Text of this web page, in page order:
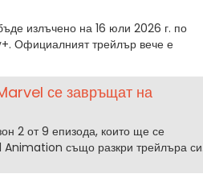
излъчено на 16 юли 2026 г. по
Официалният трейлър вече е
се завръщат на
2 от 9 епизода, които ще се
Animation също разкри трейлъра